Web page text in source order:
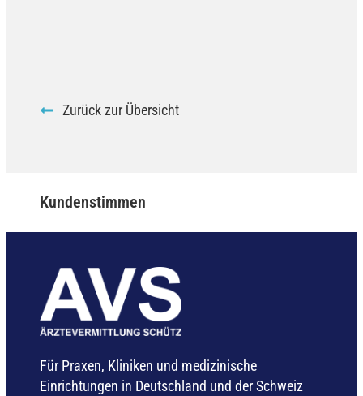
Zurück zur Übersicht
Kundenstimmen
Für Praxen, Kliniken und medizinische
Einrichtungen in Deutschland und der Schweiz